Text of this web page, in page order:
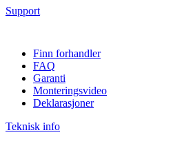
Support
Finn forhandler
FAQ
Garanti
Monteringsvideo
Deklarasjoner
Teknisk info